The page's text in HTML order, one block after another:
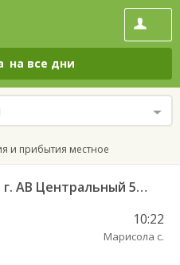
на все дни
и прибытия местное
Киров г. АВ — Чебоксары г. АВ Центральный 5923
10:22
Марисола с.